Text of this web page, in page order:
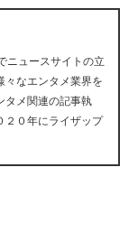
ニュースサイトの立
なエンタメ業界を
タメ関連の記事執
２０年にライザップ